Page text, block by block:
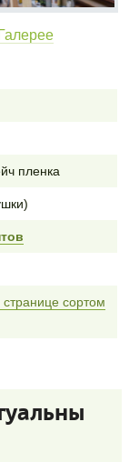
пленка
сортом